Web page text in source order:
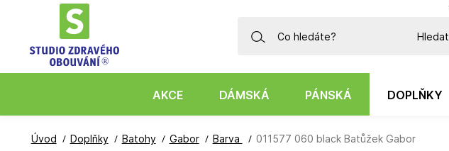
Hledat
Úvod Doplňky Batohy Gabor Barva 011577 060 black Batůžek Gabor
AKCE DÁMSKÁ PÁNSKÁ DOPLŇKY